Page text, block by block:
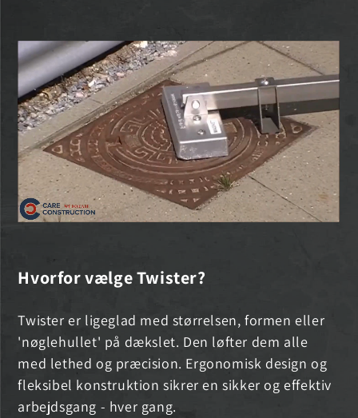
Hvorfor vælge Twister?
Twister er ligeglad med størrelsen, formen eller
'nøglehullet' på dækslet. Den løfter dem alle
med lethed og præcision. Ergonomisk design og
fleksibel konstruktion sikrer en sikker og effektiv
arbejdsgang - hver gang.